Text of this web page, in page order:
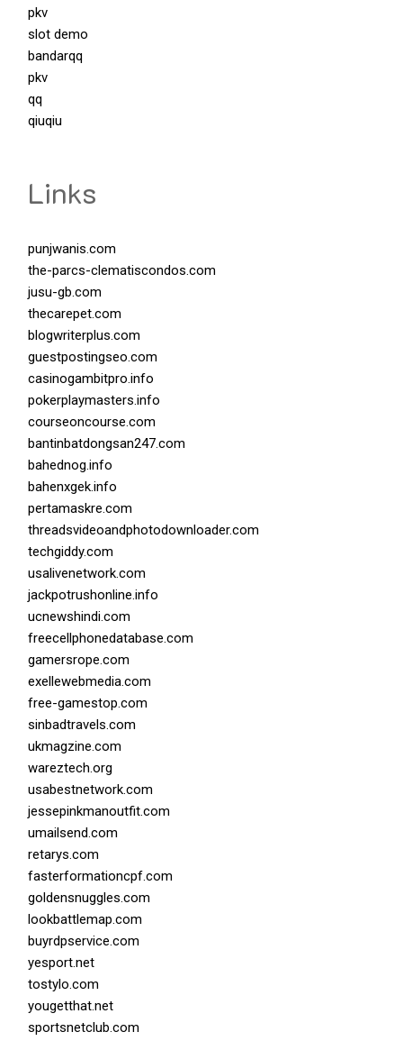
pkv
slot demo
bandarqq
pkv
qq
qiuqiu
Links
punjwanis.com
the-parcs-clematiscondos.com
jusu-gb.com
thecarepet.com
blogwriterplus.com
guestpostingseo.com
casinogambitpro.info
pokerplaymasters.info
courseoncourse.com
bantinbatdongsan247.com
bahednog.info
bahenxgek.info
pertamaskre.com
threadsvideoandphotodownloader.com
techgiddy.com
usalivenetwork.com
jackpotrushonline.info
ucnewshindi.com
freecellphonedatabase.com
gamersrope.com
exellewebmedia.com
free-gamestop.com
sinbadtravels.com
ukmagzine.com
wareztech.org
usabestnetwork.com
jessepinkmanoutfit.com
umailsend.com
retarys.com
fasterformationcpf.com
goldensnuggles.com
lookbattlemap.com
buyrdpservice.com
yesport.net
tostylo.com
yougetthat.net
sportsnetclub.com